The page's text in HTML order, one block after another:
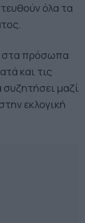
όλα τα
στα πρόσωπα
και τις
συζητήσει μαζί
εκλογική